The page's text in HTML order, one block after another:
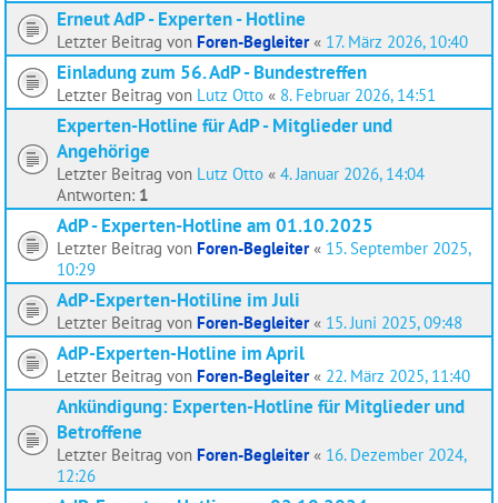
Erneut AdP - Experten - Hotline
Letzter Beitrag von Foren-Begleiter« 17. März 2026, 10:40
Einladung zum 56. AdP - Bundestreffen
Letzter Beitrag von Lutz Otto « 8. Februar 2026, 14:51
Experten-Hotline für AdP - Mitglieder und
Angehörige
Letzter Beitrag von Lutz Otto « 4. Januar 2026, 14:04
Antworten: 1
AdP - Experten-Hotline am 01.10.2025
Letzter Beitrag von Foren-Begleiter« 15. September 2025,
10:29
AdP-Experten-Hotiline im Juli
Letzter Beitrag von Foren-Begleiter« 15. Juni 2025, 09:48
AdP-Experten-Hotline im April
Letzter Beitrag von Foren-Begleiter« 22. März 2025, 11:40
Ankündigung: Experten-Hotline für Mitglieder und
Betroffene
Letzter Beitrag von Foren-Begleiter« 16. Dezember 2024,
12:26